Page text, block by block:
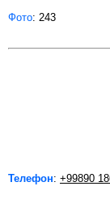
Фото: 243
Телефон: +99890